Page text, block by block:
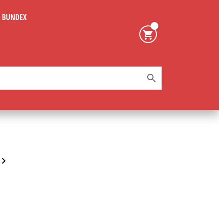
BUNDEX